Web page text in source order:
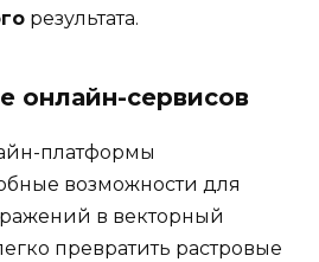
результата.
онлайн-сервисов
платформы
возможности для
в векторный
превратить растровые